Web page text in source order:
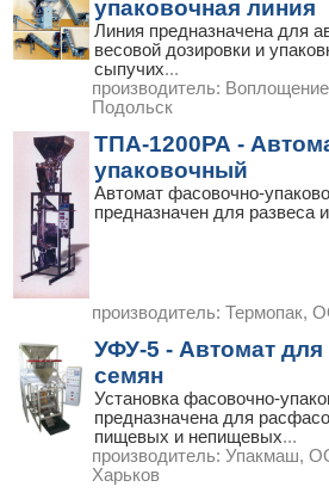
упаковочная линия
Линия предназначена для
весовой дозировки и
сыпучих...
производитель:
Подольск
ТПА-1200РА -
упаковочный
Автомат фасовочно-
предназначен для развеса
производитель: Термопак,
УФУ-5 - Автомат
семян
Установка фасовочно-
предназначена для
пищевых и непищевых...
производитель: Упакмаш,
Харьков